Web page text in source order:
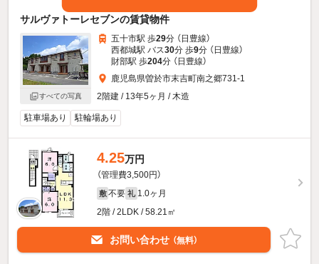
サルヴァトーレセブンの賃貸物件
すべての写真
五十市駅 歩29分 （日豊線）
西都城駅 バス30分 歩9分 （日豊線）
財部駅 歩204分 （日豊線）
鹿児島県曽於市末吉町南之郷731-1
2階建 / 13年5ヶ月 / 木造
駐車場あり 駐輪場あり
4.25万円
（管理費3,500円）
敷 不要 礼 1.0ヶ月
2階 / 2LDK / 58.21㎡
お問い合わせ （無料）